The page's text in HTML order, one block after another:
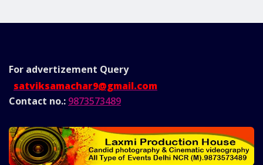
For advertizement Query
satviksamachar9@gmail.com
Contact no.: 9873573489